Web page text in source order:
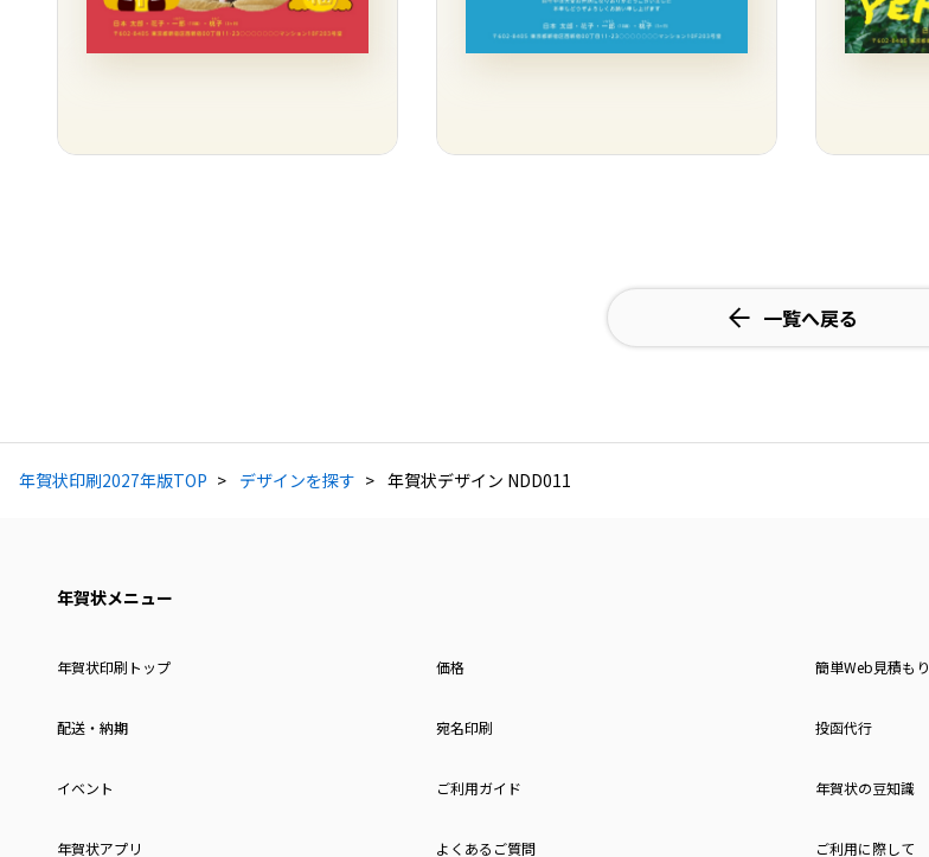
一覧へ戻る
年賀状印刷2027年版TOP デザインを探す 年賀状デザイン NDD011
年賀状メニュー
年賀状印刷トップ 価格 簡単Web見積もり
配送・納期 宛名印刷 投函代行
イベント ご利用ガイド 年賀状の豆知識
年賀状アプリ よくあるご質問 ご利用に際して